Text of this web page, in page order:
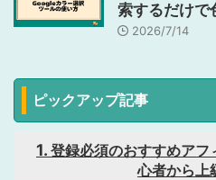
索するだけで
2026/7/14
ピックアップ記事
登録必須のおすすめア
心者から上